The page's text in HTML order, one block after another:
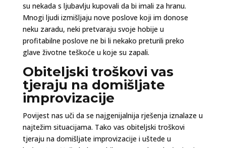
su nekada s ljubavlju kupovali da bi imali za hranu.
Mnogi ljudi izmišljaju nove poslove koji im donose
neku zaradu, neki pretvaraju svoje hobije u
profitabilne poslove ne bi li nekako preturili preko
glave životne teškoće u koje su zapali.
Obiteljski troškovi vas
tjeraju na domišljate
improvizacije
Povijest nas uči da se najgenijalnija rješenja iznalaze u
najtežim situacijama. Tako vas obiteljski troškovi
tjeraju na domišljate improvizacije i uštede u